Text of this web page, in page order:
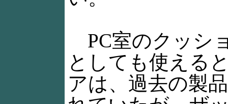
PC室のクッシ
としても使える
アは、過去の製